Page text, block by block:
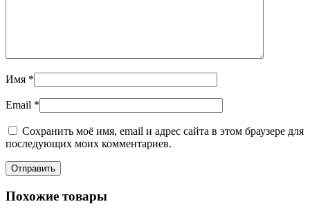
Имя *
Email *
Сохранить моё имя, email и адрес сайта в этом браузере для
последующих моих комментариев.
Похожие товары